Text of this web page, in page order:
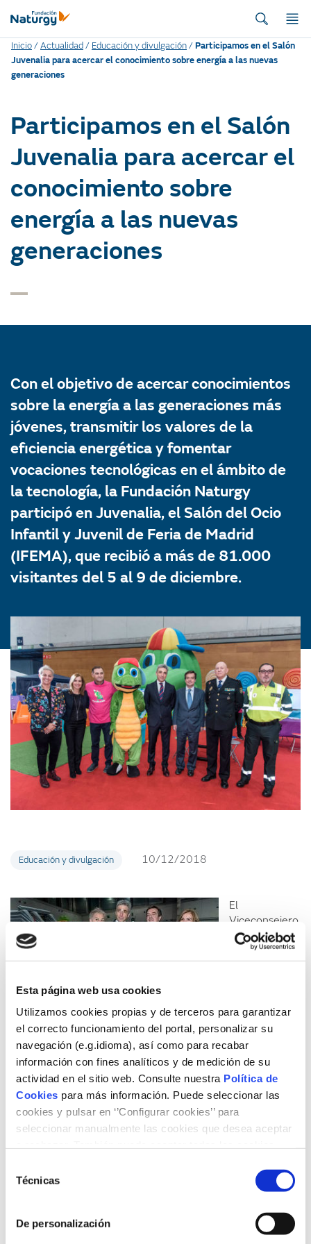
Esta página web usa cookies
Utilizamos cookies propias y de terceros para garantizar
el correcto funcionamiento del portal, personalizar su
navegación (e.g.idioma), así como para recabar
información con fines analíticos y de medición de su
actividad en el sitio web. Consulte nuestra Política de
Cookies para más información. Puede seleccionar las
cookies y pulsar en ‘’Configurar cookies’’ para
seleccionar manualmente las cookies que desea aceptar
Técnicas
De personalización
Inicio/Actualidad / Educación y divulgación/Participamos en el Salón
Juvenalia para acercar el conocimiento sobre energía a las nuevas
generaciones
Participamos en el Salón
Juvenalia para acercar el
conocimiento sobre
energía a las nuevas
generaciones
Con el objetivo de acercar conocimientos
sobre la energía a las generaciones más
jóvenes, transmitir los valores de la
eficiencia energética y fomentar
vocaciones tecnológicas en el ámbito de
la tecnología, la Fundación Naturgy
participó en Juvenalia, el Salón del Ocio
Infantil y Juvenil de Feria de Madrid
(IFEMA), que recibió a más de 81.000
visitantes del 5 al 9 de diciembre.
Educación y divulgación 10/12/2018
El
Viceconsejero
de Economía
Competitivida
de Madrid,
Javier Ruiz
Santiago
Viceconsejera de Políticas Sociales y Familia de la
Comunidad de Madrid,
Miriam Rabaneda
, el Director
General de IFEMA,
Eduardo López-Puertas
, y el Director
de Desarrollo de Negocio de IFEMA,Carlos González,
conocieron de la mano de la directora de Educación,
Divulgación y Patrimonio de la Fundación,Eva Buch, una
propuesta didáctica compuesta por la exposición
“Cleanairs”.
manipulativosque muestra las claves del futuro de la